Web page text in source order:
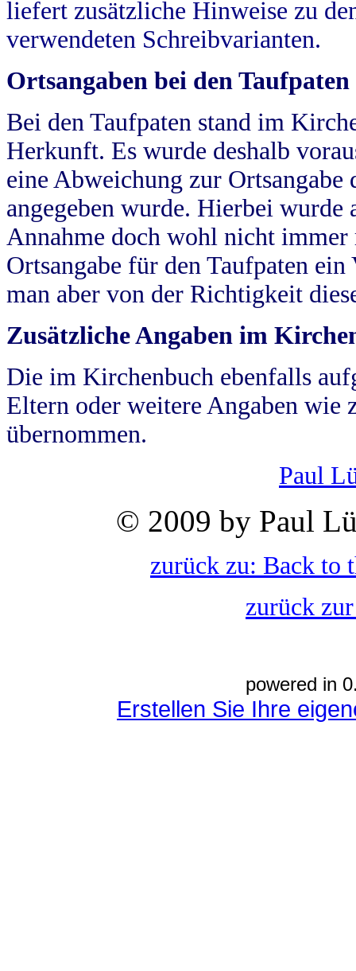
liefert zusätzliche Hinweise zu
verwendeten Schreibvarianten.
Ortsangaben bei den Taufpaten
Bei den Taufpaten stand im
Herkunft. Es wurde deshalb
eine Abweichung zur
angegeben wurde. Hierbei wurde
Annahme doch wohl nicht
Ortsangabe für den Taufpaten
man aber von der Richtigkeit
Zusätzliche Angaben im
Die im Kirchenbuch ebenfalls
Eltern oder weitere Angaben wie
übernommen.
Paul
© 2009 by Paul
zurück zu: Back to
zurück
powered in
Erstellen Sie Ihre